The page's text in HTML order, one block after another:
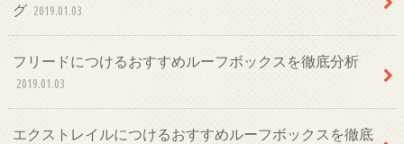
グ 2019.01.03
フリードにつけるおすすめルーフボックスを徹底分析
2019.01.03
エクストレイルにつけるおすすめルーフボックスを徹底